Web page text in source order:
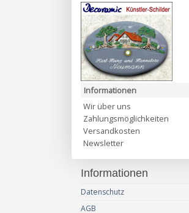
Informationen
Wir über uns
Zahlungsmöglichkeiten
Versandkosten
Newsletter
Informationen
Datenschutz
AGB